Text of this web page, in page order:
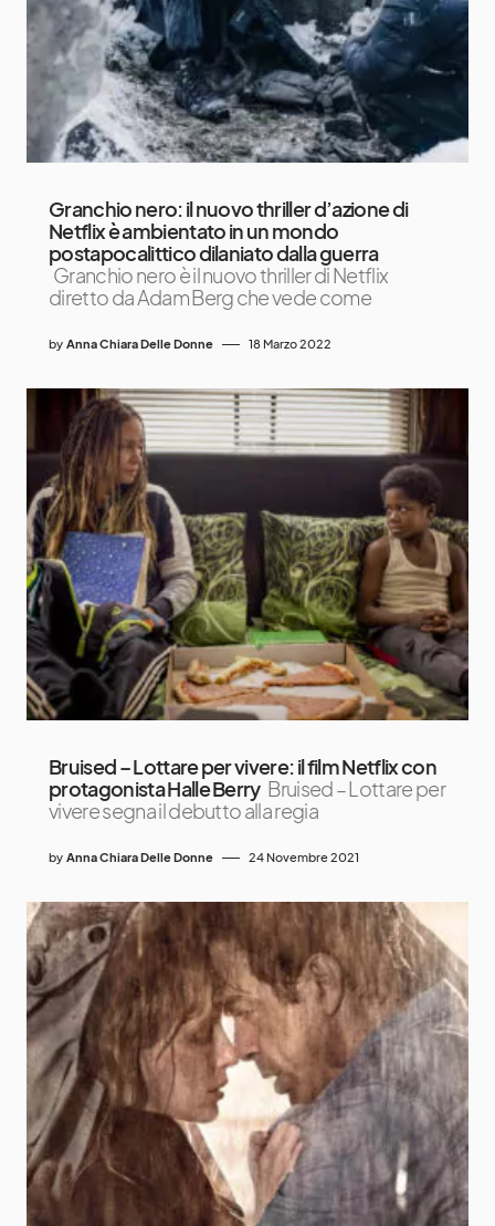
Granchio nero: il nuovo thriller d’azione di
Netflix è ambientato in un mondo
postapocalittico dilaniato dalla guerra
Granchio nero è il nuovo thriller di Netflix
diretto da Adam Berg che vede come
by Anna Chiara Delle Donne 18 Marzo 2022
Bruised – Lottare per vivere: il film Netflix con
protagonista Halle Berry Bruised – Lottare per
vivere segna il debutto alla regia
by Anna Chiara Delle Donne 24 Novembre 2021